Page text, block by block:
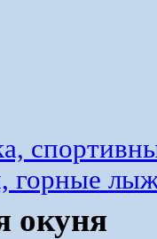
горные
окуня